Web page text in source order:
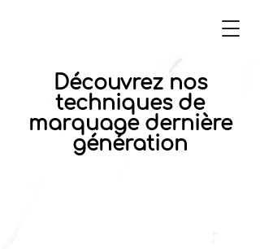
Découvrez nos
techniques de
marquage dernière
génération